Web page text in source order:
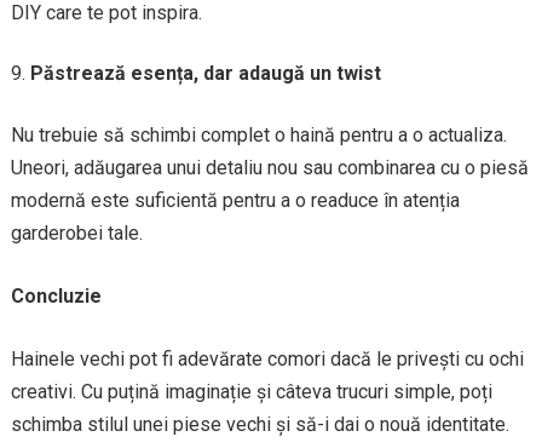
DIY care te pot inspira.
Păstrează esența, dar adaugă un twist
Nu trebuie să schimbi complet o haină pentru a o actualiza.
Uneori, adăugarea unui detaliu nou sau combinarea cu o piesă
modernă este suficientă pentru a o readuce în atenția
garderobei tale.
Concluzie
Hainele vechi pot fi adevărate comori dacă le privești cu ochi
creativi. Cu puțină imaginație și câteva trucuri simple, poți
schimba stilul unei piese vechi și să-i dai o nouă identitate.